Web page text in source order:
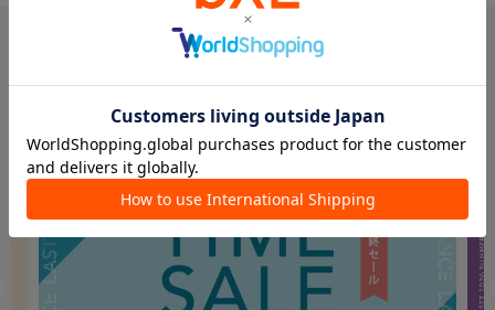
PICK UP